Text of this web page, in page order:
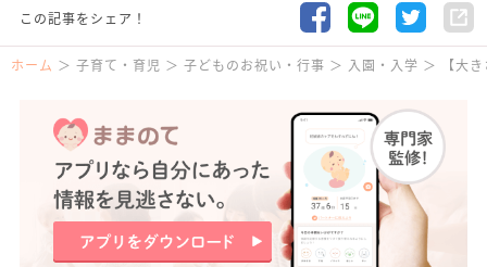
この記事をシェア！
ホーム 子育て・育児 子どものお祝い・行事 入園・入学 【大